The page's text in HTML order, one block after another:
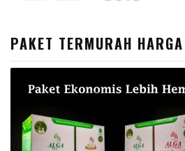
PAKET TERMURAH